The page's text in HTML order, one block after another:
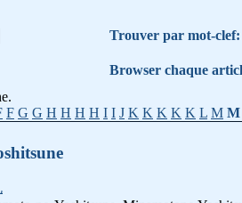
Trouver par mot-clef:
Browser chaque
F G G H H H H I I J K K K K K L M M